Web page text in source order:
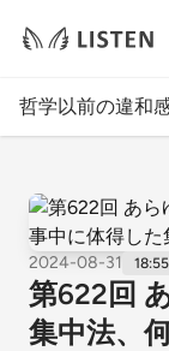
哲学以前の違和
2024-08-31 18:55
第622回
集中法、